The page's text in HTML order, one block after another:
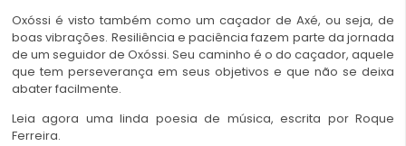
Oxóssi é visto também como um caçador de Axé, ou seja, de
boas vibrações. Resiliência e paciência fazem parte da jornada
de um seguidor de Oxóssi.Seu caminho é o do caçador, aquele
que tem perseverança em seus objetivos e que não se deixa
abater facilmente.
Leia agora uma linda poesia de música, escrita por Roque
Ferreira.